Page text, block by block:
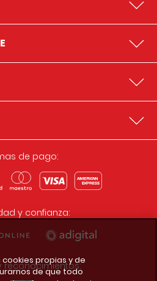
de pago:
y confianza:
reconocimientos:
cookies propias y de
de que todo